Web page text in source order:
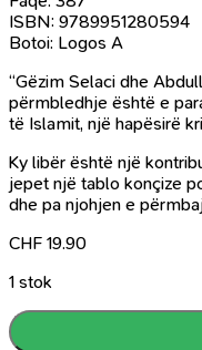
ISBN: 9789951280594
Botoi: Logos A
“Gëzim Selaci dhe
përmbledhje është e
të Islamit, një hapësirë
Ky libër është një
jepet një tablo konçize
dhe pa njohjen e
CHF 19.90
1 stok